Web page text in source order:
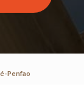
Penfao